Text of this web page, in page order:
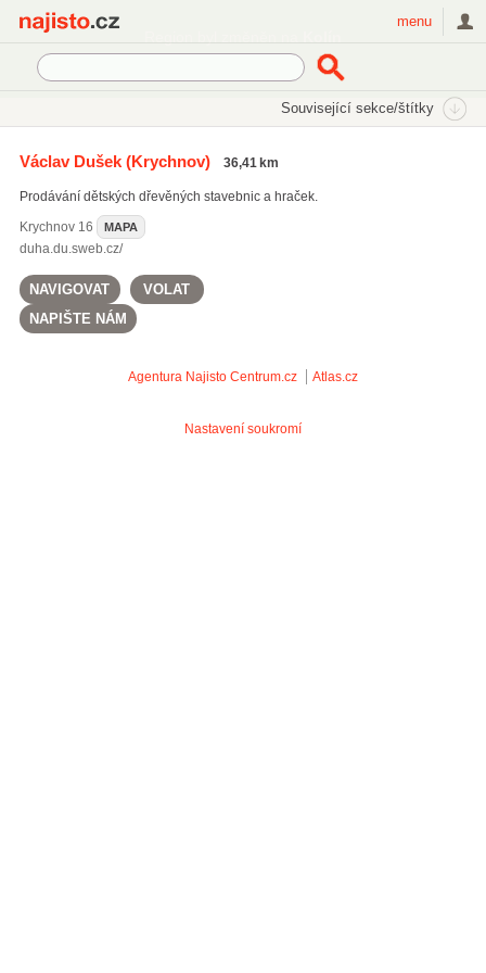
menu
Související sekce/štítky
dřevěné hračky(582)
Václav Dušek(Krychnov) 36,41 km
Prodávání dětských dřevěných stavebnic a hraček.
Krychnov16 MAPA
duha.du.sweb.cz/
NAVIGOVAT
VOLAT
NAPIŠTE NÁM
Agentura Najisto Centrum.cz Atlas.cz
Nastavení soukromí